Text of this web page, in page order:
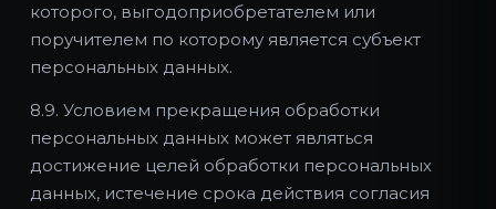
которого, выгодоприобретателем или
поручителем по которому является субъект
персональных данных.
8.9. Условием прекращения обработки
персональных данных может являться
достижение целей обработки персональных
данных, истечение срока действия согласия